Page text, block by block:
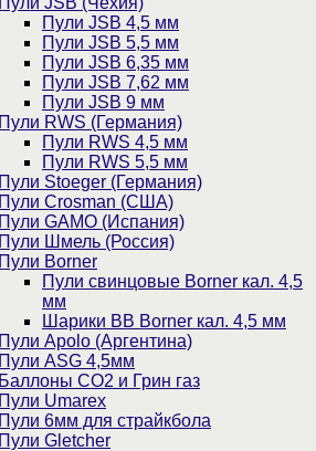
Пули JSB 4,5 мм
Пули JSB 5,5 мм
Пули JSB 6,35 мм
Пули JSB 7,62 мм
Пули JSB 9 мм
Пули RWS (Германия)
Пули RWS 4,5 мм
Пули RWS 5,5 мм
Пули Stoeger (Германия)
Пули Crosman (США)
Пули GAMO (Испания)
Пули Шмель (Россия)
Пули Borner
Пули свинцовые Borner кал. 4,5
мм
Шарики BB Borner кал. 4,5 мм
Пули Apolo (Аргентина)
Пули ASG 4,5мм
Баллоны CO2 и Грин газ
Пули Umarex
Пули 6мм для страйкбола
Пули Gletcher